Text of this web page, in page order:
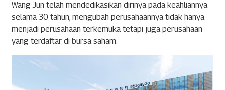
Wang Jun telah mendedikasikan dirinya pada keahliannya
selama 30 tahun, mengubah perusahaannya tidak hanya
menjadi perusahaan terkemuka tetapi juga perusahaan
yang terdaftar di bursa saham.